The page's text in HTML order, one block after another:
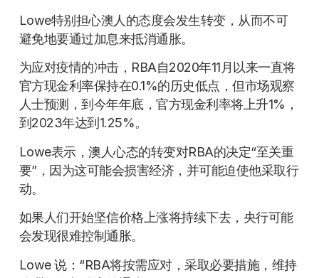
Lowe特别担心澳人的态度会发生转变，从而不可
避免地要通过加息来抵消通胀。
为应对疫情的冲击，RBA自2020年11月以来一直将
官方现金利率保持在0.1%的历史低点，但市场观察
人士预测，到今年年底，官方现金利率将上升1%，
到2023年达到1.25%。
Lowe表示，澳人心态的转变对RBA的决定“至关重
要”，因为这可能会损害经济，并可能迫使他采取行
动。
如果人们开始坚信价格上涨将持续下去，央行可能
会发现很难控制通胀。
Lowe 说：“RBA将按需应对，采取必要措施，维持